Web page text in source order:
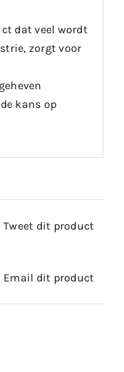
dat veel wordt
zorgt voor
kans op
Tweet dit product
Email dit product